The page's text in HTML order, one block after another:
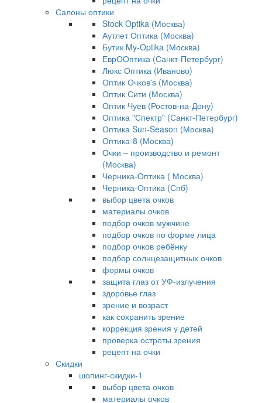
Салоны оптики
Stock Optika (Москва)
Аутлет Оптика (Москва)
Бутик My-Optika (Москва)
ЕврООптика (Санкт-Петербург)
Люкс Оптика (Иваново)
Оптик Очков's (Москва)
Оптик Сити (Москва)
Оптик Чуев (Ростов-на-Дону)
Оптика "Спектр" (Санкт-Петербург)
Оптика Sun-Season (Москва)
Оптика-8 (Москва)
Очки – производство и ремонт
(Москва)
Черника-Оптика ( Москва)
Черника-Оптика (Спб)
выбор цвета очков
материалы очков
подбор очков мужчине
подбор очков по форме лица
подбор очков ребёнку
подбор солнцезащитных очков
формы очков
защита глаз от УФ-излучения
здоровье глаз
зрение и возраст
как сохранить зрение
коррекция зрения у детей
проверка остроты зрения
рецепт на очки
Скидки
шопинг-скидки-1
выбор цвета очков
материалы очков